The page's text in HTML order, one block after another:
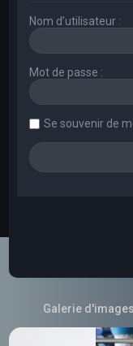
Nom d’utilisateur :
Mot de passe :
Se souvenir de
Galerie